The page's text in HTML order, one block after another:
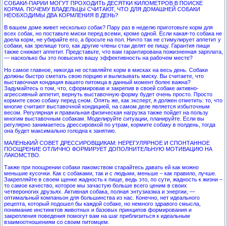
СОБАКИ-ПАРИИ МОГУТ ПРОХОДИТЬ ДЕСЯТКИ КИЛОМЕТРОВ В ПОИСКЕ
КОРМА. ПОЧЕМУ ВЛАДЕЛЬЦЫ СЧИТАЮТ, ЧТО ДЛЯ ДОМАШНЕЙ СОБАКИ
НЕОБХОДИМЫ ДВА КОРМЛЕНИЯ В ДЕНЬ?
В вашем доме живет несколько собак? Пару раз в неделю приготовьте корм для
всех собак, но поставьте миски перед всеми, кроме одной. Если какая-то собака не
доела корм, не убирайте его, а бросьте на пол. Ничто так не стимулирует аппетит у
собаки, как зрелище того, как другие члены стаи делят ее пищу. Гарантия пищи
также снижает аппетит. Представьте, что вам гарантирована пожизненная зарплата,
— насколько бы это повысило вашу эффективность на рабочем месте?
Но самое главное, никогда не оставляйте корм в мисках на весь день. Собаки
должны быстро сметать свою порцию и вылизывать миску. Вы считаете, что
выставочная кондиция вашего питомца в данный момент более важна?
Задумайтесь о том, что, сформировав и закрепив в своей собаке активно-
агрессивный аппетит, вернуть выставочную форму будет очень просто. Просто
кормите свою собаку перед сном. Опять же, как эксперт, я должен отметить: то, что
многие считают выставочной кондицией, на самом деле является избыточным
весом. Регулярная и правильная физическая нагрузка также пойдет на пользу
многим выставочным собакам. Моделируйте ситуации, планируйте. Если вы
регулярно занимаетесь дрессировкой по утрам, кормите собаку в полдень, тогда
она будет максимально голодна к занятию.
МАЛЕНЬКИЙ СОВЕТ ДРЕССИРОВЩИКАМ: НЕРЕГУЛЯРНОЕ И СПОНТАННОЕ
ПООЩРЕНИЕ ОТЛИЧНО ФОРМИРУЕТ ДОПОЛНИТЕЛЬНУЮ МОТИВАЦИЮ НА
ЛАКОМСТВО.
Также при поощрении собаки лакомством старайтесь давать ей как можно
меньшие кусочки. Как с собаками, так и с людьми, меньше – как правило, лучше.
Закрепляйте в своем щенке жадность к пище, ведь это, по сути, жадность к жизни –
то самое качество, которое мы зачастую больше всего ценим в своих
четвероногих друзьях. Активная собака, полная энтузиазма и энергии, —
оптимальный компаньон для большинства из нас. Конечно, нет идеального
рецепта, который подошел бы каждой собаке, но немного здравого смысла,
понимание инстинктов животных и базовых принципов формирования и
закрепления поведения помогут вам на шаг приблизиться к идеальным
взаимоотношениям со своим питомцем.